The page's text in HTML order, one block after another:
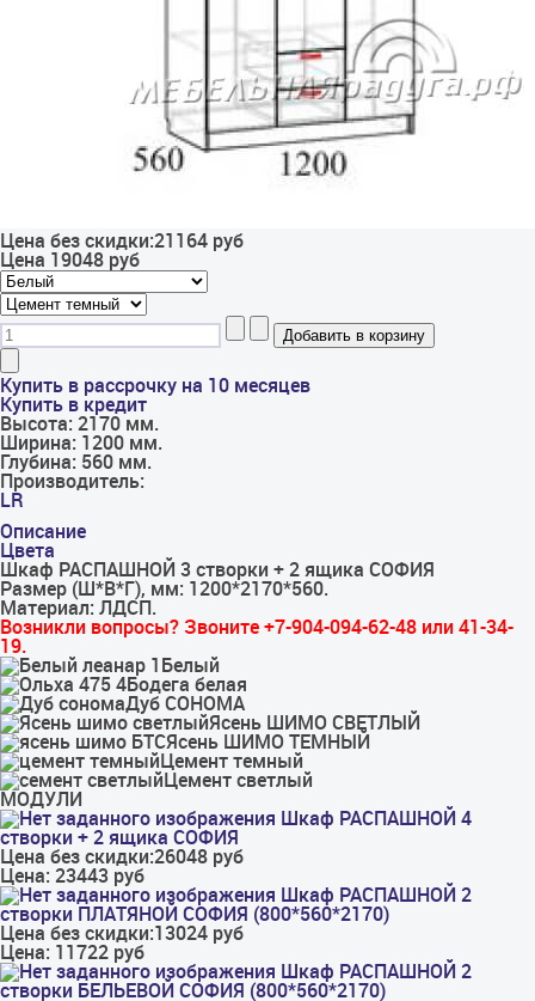
Цена без скидки:21164 руб
Цена 19048 руб
Купить в рассрочку на 10 месяцев
Купить в кредит
Высота: 2170 мм.
Ширина: 1200 мм.
Глубина: 560 мм.
Производитель:
LR
Описание
Цвета
Шкаф РАСПАШНОЙ 3 створки + 2 ящика СОФИЯ
Размер (Ш*В*Г), мм: 1200*2170*560.
Материал: ЛДСП.
Возникли вопросы? Звоните +7-904-094-62-48 или 41-34-
19.
Белый
Бодега белая
Дуб СОНОМА
Ясень ШИМО СВЕТЛЫЙ
Ясень ШИМО ТЕМНЫЙ
Цемент темный
Цемент светлый
МОДУЛИ
Шкаф РАСПАШНОЙ 4
створки + 2 ящика СОФИЯ
Цена без скидки:26048 руб
Цена: 23443 руб
Шкаф РАСПАШНОЙ 2
створки ПЛАТЯНОЙ СОФИЯ (800*560*2170)
Цена без скидки:13024 руб
Цена: 11722 руб
Шкаф РАСПАШНОЙ 2
створки БЕЛЬЕВОЙ СОФИЯ (800*560*2170)